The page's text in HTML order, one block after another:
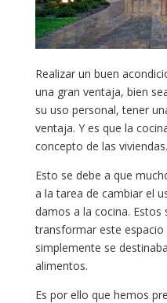
Realizar un buen
una gran ventaja, bien
su uso personal, tener
ventaja. Y es que la
concepto de las viviendas.
Esto se debe a que
a la tarea de cambiar el
damos a la cocina. Estos
transformar este
simplemente se
alimentos.
Es por ello que hemos